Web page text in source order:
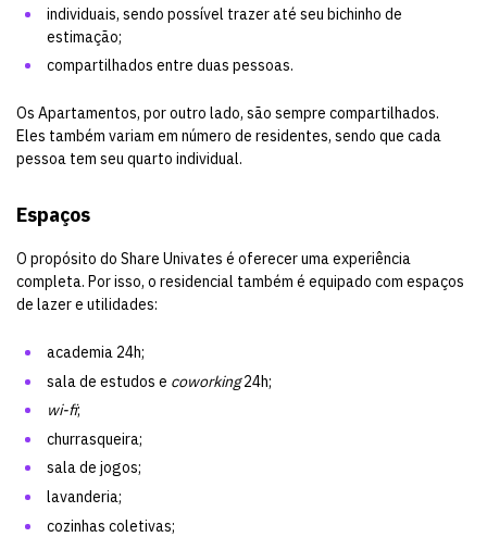
individuais, sendo possível trazer até seu bichinho de
estimação;
compartilhados entre duas pessoas.
Os Apartamentos, por outro lado, são sempre compartilhados.
Eles também variam em número de residentes, sendo que cada
pessoa tem seu quarto individual.
Espaços
O propósito do Share Univates é oferecer uma experiência
completa. Por isso, o residencial também é equipado com espaços
de lazer e utilidades:
academia 24h;
sala de estudos e coworking24h;
wi-fi;
churrasqueira;
sala de jogos;
lavanderia;
cozinhas coletivas;